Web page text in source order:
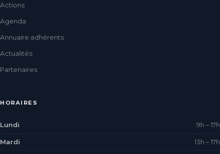
Actions
Agenda
Annuaire adhérents
Actualités
Partenaires
HORAIRES
Lundi 9h – 17h
Mardi 13h – 17h